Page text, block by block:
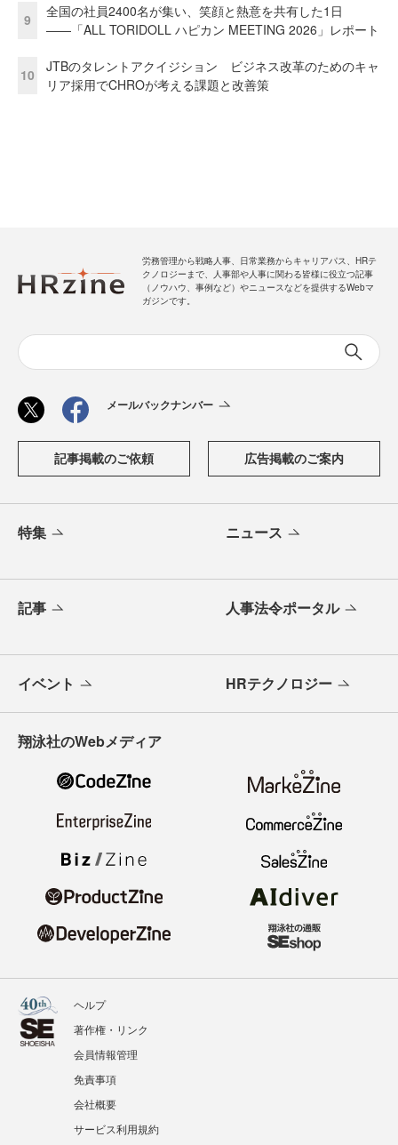
9
全国の社員2400名が集い、笑顔と熱意を共有した1日
――「ALL TORIDOLL ハピカン MEETING 2026」レポート
10
JTBのタレントアクイジション ビジネス改革のためのキャ
リア採用でCHROが考える課題と改善策
労務管理から戦略人事、日常業務からキャリアパス、HRテ
クノロジーまで、人事部や人事に関わる皆様に役立つ記事
（ノウハウ、事例など）やニュースなどを提供するWebマ
ガジンです。
メールバックナンバー
記事掲載のご依頼 広告掲載のご案内
特集 ニュース
記事 人事法令ポータル
イベント HRテクノロジー
翔泳社のWebメディア
ヘルプ
著作権・リンク
会員情報管理
免責事項
会社概要
サービス利用規約